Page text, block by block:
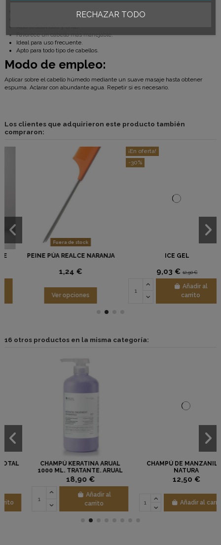
Limpieza suave y respetuosa.
Ayuda a mantener la hidratación natural del cabello.
Aporta suavidad y brillo.
Favorece un cabello más manejable.
Ideal para uso frecuente.
Apto para todo tipo de cabellos.
Modo de empleo:
Aplicar sobre el cabello húmedo mediante un suave masaje hasta obtener
espuma. Aclarar con abundante agua. Repetir si es necesario.
Los clientes que adquirieron este producto también
compraron:
Fuera de stock
PEINE PÚA REALCE NARANJA
1,24 €
Ver opciones
¡En oferta!
ICE GEL
9,03 €12,90 €
Añadir al
carrito
16 otros productos en la misma categoría:
CHAMPÚ KERATINA ARUAL
1000 ML. TRATANTE. ARUAL
18,90 €
Añadir al
CHAMPÚ DE MANZANILLA
NATURA
12,50 €
Añadir al carrito
RECHAZAR TODO